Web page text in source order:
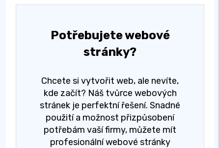
Potřebujete webové
stránky?
Chcete si vytvořit web, ale nevíte,
kde začít? Náš tvůrce webových
stránek je perfektní řešení. Snadné
použití a možnost přizpůsobení
potřebám vaší firmy, můžete mít
profesionální webové stránky